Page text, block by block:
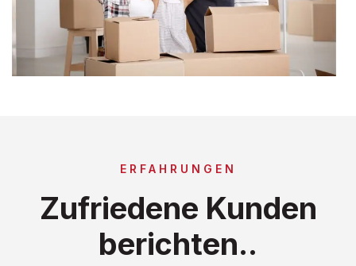
ERFAHRUNGEN
Zufriedene Kunden
berichten..